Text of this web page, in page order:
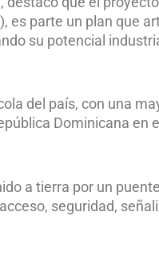
es parte un plan que
su potencial
del país, con una
Dominicana en
a tierra por un
seguridad,